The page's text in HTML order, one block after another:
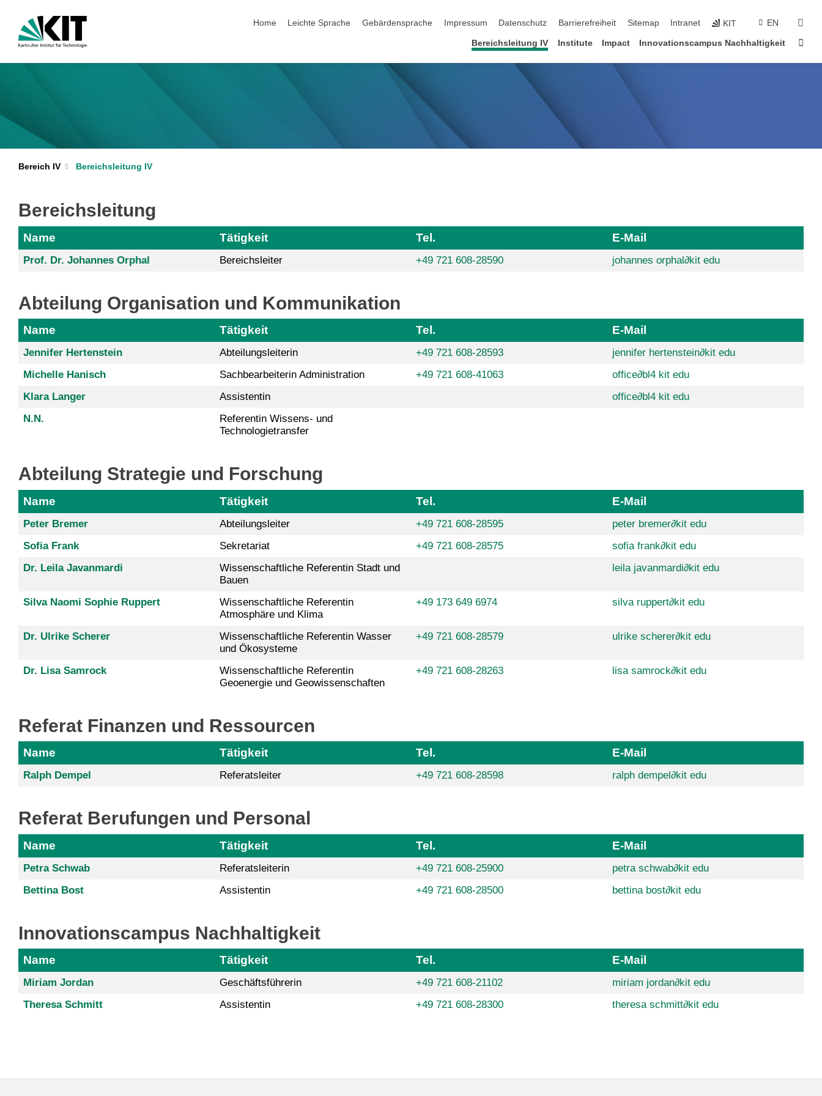
Home
Leichte Sprache Gebärdensprache Impressum Datenschutz Barrierefreiheit Sitemap Intranet KIT EN
Bereichsleitung IV Institute Impact Innovationscampus Nachhaltigkeit
Bereich IV Bereichsleitung IV
Bereichsleitung
Name Tätigkeit Tel. E-Mail
Prof. Dr. Johannes Orphal Bereichsleiter +49 721 608-28590 johannes orphal∂kit edu
Abteilung Organisation und Kommunikation
Name Tätigkeit Tel. E-Mail
Jennifer Hertenstein Abteilungsleiterin +49 721 608-28593 jennifer hertenstein∂kit edu
Michelle Hanisch
Sachbearbeiterin Administration +49 721 608-41063 office∂bl4 kit edu
Klara Langer
Assistentin office∂bl4 kit edu
N.N.
Referentin Wissens- und
Technologietransfer
Abteilung Strategie und Forschung
Name Tätigkeit Tel. E-Mail
Peter Bremer Abteilungsleiter +49 721 608-28595 peter bremer∂kit edu
Sofia Frank
Sekretariat +49 721 608-28575 sofia frank∂kit edu
Dr. Leila Javanmardi
Wissenschaftliche Referentin Stadt und
Bauen
leila javanmardi∂kit edu
Silva Naomi Sophie Ruppert
Wissenschaftliche Referentin
Atmosphäre und Klima
+49 173 649 6974 silva ruppert∂kit edu
Dr. Ulrike Scherer
Wissenschaftliche Referentin Wasser
und Ökosysteme
+49 721 608-28579 ulrike scherer∂kit edu
Dr. Lisa Samrock
Wissenschaftliche Referentin
Geoenergie und Geowissenschaften
+49 721 608-28263 lisa samrock∂kit edu
Referat Finanzen und Ressourcen
Name Tätigkeit Tel. E-Mail
Ralph Dempel Referatsleiter +49 721 608-28598 ralph dempel∂kit edu
Referat Berufungen und Personal
Name Tätigkeit Tel. E-Mail
Petra Schwab Referatsleiterin +49 721 608-25900 petra schwab∂kit edu
Bettina Bost
Assistentin +49 721 608-28500 bettina bost∂kit edu
Innovationscampus Nachhaltigkeit
Name Tätigkeit Tel. E-Mail
Miriam Jordan Geschäftsführerin +49 721 608-21102 miriam jordan∂kit edu
Theresa Schmitt
Assistentin +49 721 608-28300 theresa schmitt∂kit edu